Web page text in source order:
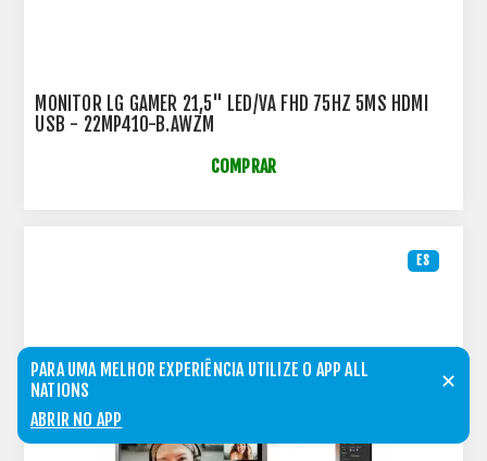
PARA UMA MELHOR EXPERIÊNCIA UTILIZE O APP ALL
NATIONS
✕
ABRIR NO APP
MONITOR LG GAMER 21,5" LED/VA FHD 75HZ 5MS HDMI
USB - 22MP410-B.AWZM
COMPRAR
ES